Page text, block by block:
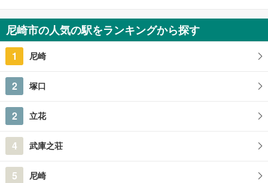
尼崎市の人気の駅をランキングから探す
1 尼崎
2 塚口
2 立花
4 武庫之荘
5 尼崎